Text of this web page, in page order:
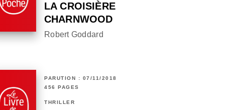
LA CROISIÈRE
CHARNWOOD
Robert Goddard
PARUTION : 07/11/2018
456 PAGES
THRILLER